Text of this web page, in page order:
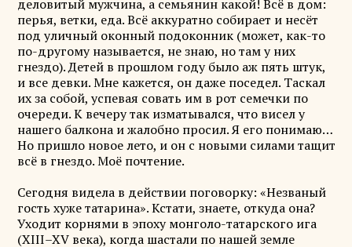
деловитый мужчина, а семьянин какой! Всё в дом:
перья, ветки, еда. Всё аккуратно собирает и несёт
под уличный оконный подоконник (может, как-то
по-другому называется, не знаю, но там у них
гнездо). Детей в прошлом году было аж пять штук,
и все девки. Мне кажется, он даже поседел. Таскал
их за собой, успевая совать им в рот семечки по
очереди. К вечеру так изматывался, что висел у
нашего балкона и жалобно просил. Я его понимаю…
Но пришло новое лето, и он с новыми силами тащит
всё в гнездо. Моё почтение.
Сегодня видела в действии поговорку: «Незваный
гость хуже татарина». Кстати, знаете, откуда она?
Уходит корнями в эпоху монголо-татарского ига
(XIII–XV века), когда шастали по нашей земле